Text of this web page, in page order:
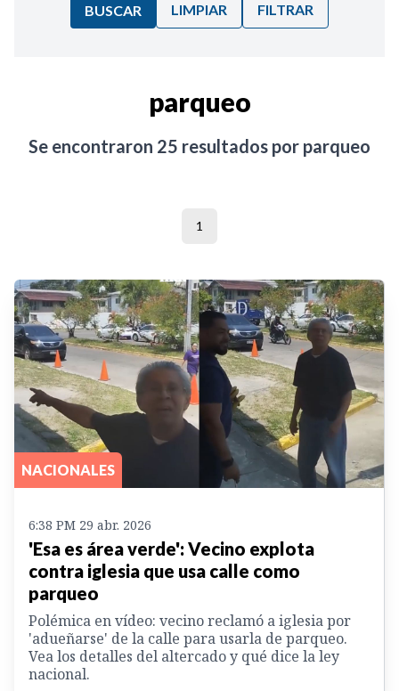
BUSCAR LIMPIAR FILTRAR
parqueo
Se encontraron 25 resultados por parqueo
1
NACIONALES
6:38 PM 29 abr. 2026
'Esa es área verde': Vecino explota
contra iglesia que usa calle como
parqueo
Polémica en vídeo: vecino reclamó a iglesia por
'adueñarse' de la calle para usarla de parqueo.
Vea los detalles del altercado y qué dice la ley
nacional.